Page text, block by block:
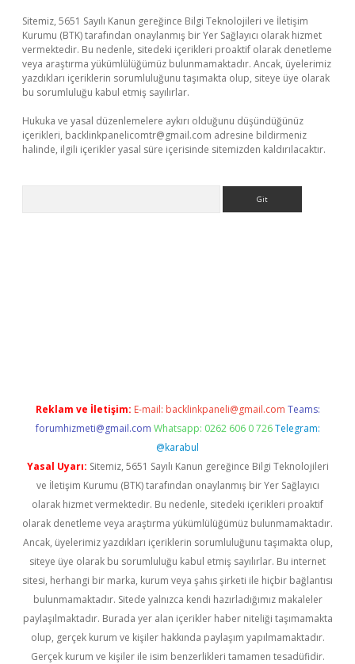
Sitemiz, 5651 Sayılı Kanun gereğince Bilgi Teknolojileri ve İletişim
Kurumu (BTK) tarafından onaylanmış bir Yer Sağlayıcı olarak hizmet
vermektedir. Bu nedenle, sitedeki içerikleri proaktif olarak denetleme
veya araştırma yükümlülüğümüz bulunmamaktadır. Ancak, üyelerimiz
yazdıkları içeriklerin sorumluluğunu taşımakta olup, siteye üye olarak
bu sorumluluğu kabul etmiş sayılırlar.
Hukuka ve yasal düzenlemelere aykırı olduğunu düşündüğünüz
içerikleri, backlinkpanelicomtr@gmail.com adresine bildirmeniz
halinde, ilgili içerikler yasal süre içerisinde sitemizden kaldırılacaktır.
Reklam ve İletişim: E-mail: backlinkpaneli@gmail.com Teams:
forumhizmeti@gmail.com Whatsapp: 0262 606 0 726 Telegram:
@karabul
Yasal Uyarı: Sitemiz, 5651 Sayılı Kanun gereğince Bilgi Teknolojileri
ve İletişim Kurumu (BTK) tarafından onaylanmış bir Yer Sağlayıcı
olarak hizmet vermektedir. Bu nedenle, sitedeki içerikleri proaktif
olarak denetleme veya araştırma yükümlülüğümüz bulunmamaktadır.
Ancak, üyelerimiz yazdıkları içeriklerin sorumluluğunu taşımakta olup,
siteye üye olarak bu sorumluluğu kabul etmiş sayılırlar. Bu internet
sitesi, herhangi bir marka, kurum veya şahıs şirketi ile hiçbir bağlantısı
bulunmamaktadır. Sitede yalnızca kendi hazırladığımız makaleler
paylaşılmaktadır. Burada yer alan içerikler haber niteliği taşımamakta
olup, gerçek kurum ve kişiler hakkında paylaşım yapılmamaktadır.
Gerçek kurum ve kişiler ile isim benzerlikleri tamamen tesadüfidir.